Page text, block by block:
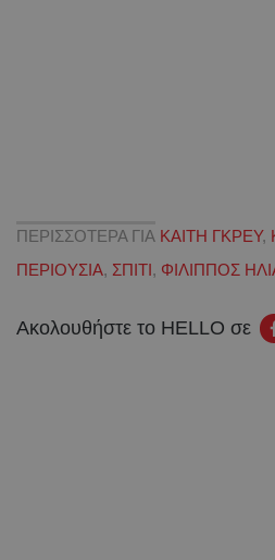
ΠΕΡΙΣΣΟΤΕΡΑ ΓΙΑ ΚΑΙΤΗ ΓΚΡΕΥ,
ΠΕΡΙΟΥΣΙΑ, ΣΠΙΤΙ, ΦΙΛΙΠΠΟΣ
Ακολουθήστε το HELLO σε